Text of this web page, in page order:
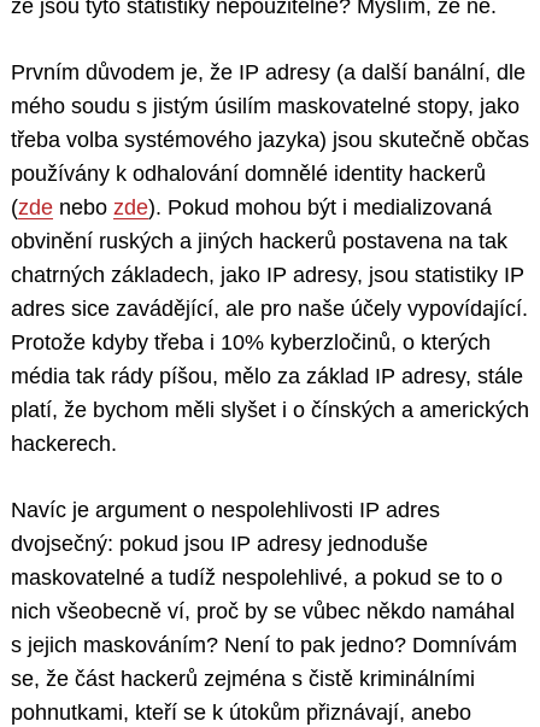
že jsou tyto statistiky nepoužitelné? Myslím, že ne.
Prvním důvodem je, že IP adresy (a další banální, dle
mého soudu s jistým úsilím maskovatelné stopy, jako
třeba volba systémového jazyka) jsou skutečně občas
používány k odhalování domnělé identity hackerů
(zde nebo zde). Pokud mohou být i medializovaná
obvinění ruských a jiných hackerů postavena na tak
chatrných základech, jako IP adresy, jsou statistiky IP
adres sice zavádějící, ale pro naše účely vypovídající.
Protože kdyby třeba i 10% kyberzločinů, o kterých
média tak rády píšou, mělo za základ IP adresy, stále
platí, že bychom měli slyšet i o čínských a amerických
hackerech.
Navíc je argument o nespolehlivosti IP adres
dvojsečný: pokud jsou IP adresy jednoduše
maskovatelné a tudíž nespolehlivé, a pokud se to o
nich všeobecně ví, proč by se vůbec někdo namáhal
s jejich maskováním? Není to pak jedno? Domnívám
se, že část hackerů zejména s čistě kriminálními
pohnutkami, kteří se k útokům přiznávají, anebo